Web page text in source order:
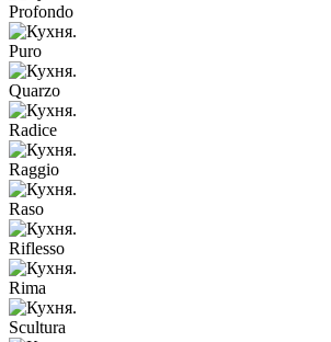
Profondo
Puro
Quarzo
Radice
Raggio
Raso
Riflesso
Rima
Scultura